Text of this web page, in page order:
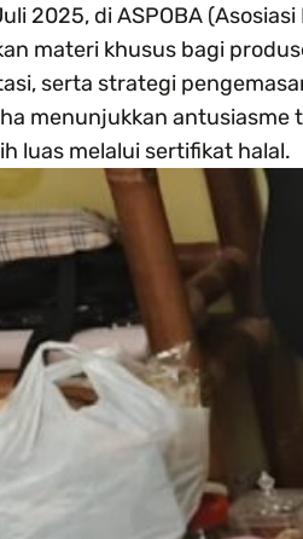
2025, di ASPOBA
materi khusus bagi
serta strategi
menunjukkan
luas melalui sertifikat halal.